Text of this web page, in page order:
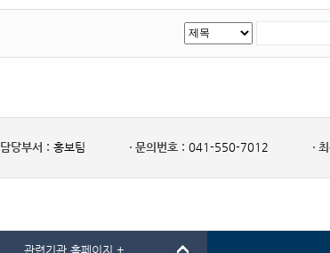
담당부서 : 홍보팀 문의번호 : 041-550-7012
관련기관 홈페이지 +